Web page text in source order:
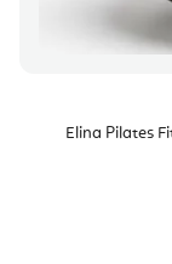
Elina Pilates